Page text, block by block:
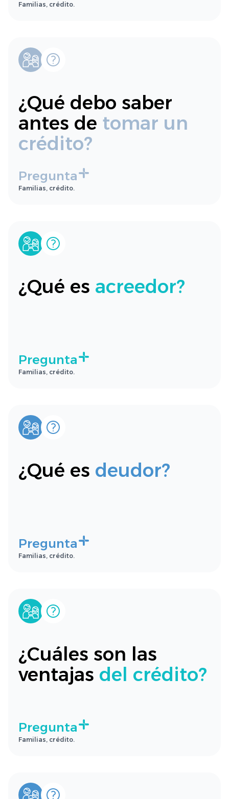
Familias, crédito.
¿Qué debo saber
antes de tomar un
crédito?
Pregunta
Familias, crédito.
¿Qué es acreedor?
Pregunta
Familias, crédito.
¿Qué es deudor?
Pregunta
Familias, crédito.
¿Cuáles son las
ventajas del crédito?
Pregunta
Familias, crédito.